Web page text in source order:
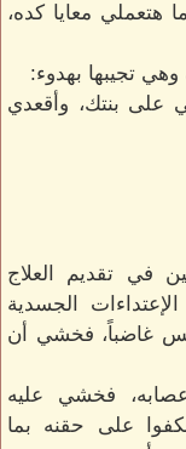
هتعملي معايا كده،
وهي تجيبها بهدوء:
بنتك، وأقعدي
في تقديم العلاج
الجسدية
غاضباً، فخشي أن
فخشي عليه
على حقنه بما